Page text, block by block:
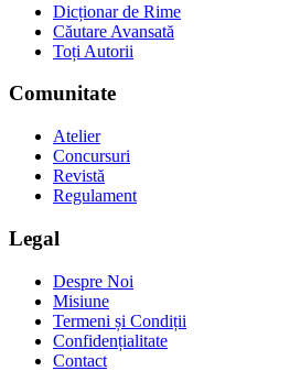
Dicționar de Rime
Căutare Avansată
Toți Autorii
Comunitate
Atelier
Concursuri
Revistă
Regulament
Legal
Despre Noi
Misiune
Termeni și Condiții
Confidențialitate
Contact